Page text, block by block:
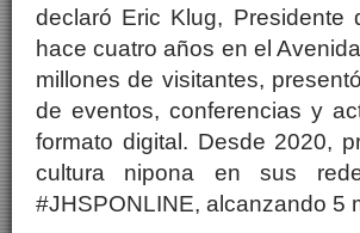
declaró Eric Klug,
hace cuatro años en el
millones de visitantes,
de eventos, conferencias y
formato digital. Desde 2020,
cultura nipona en sus
#JHSPONLINE, alcanzando 5